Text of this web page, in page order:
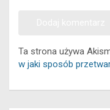
Ta strona używa
w jaki sposób